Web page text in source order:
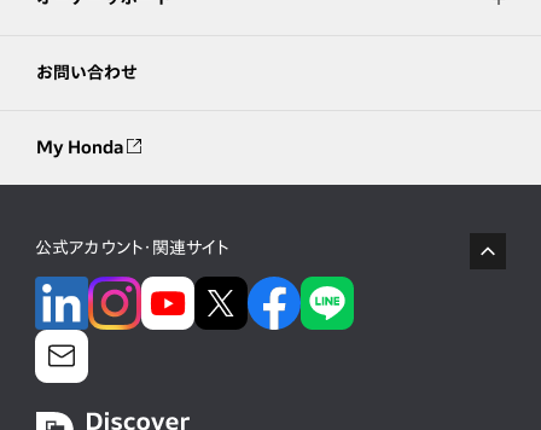
お問い合わせ
My Honda
公式アカウント・関連サイト